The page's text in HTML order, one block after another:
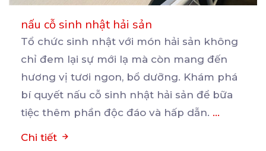
nấu cỗ sinh nhật hải sản
Tổ chức sinh nhật với món hải sản không
chỉ đem lại sự mới lạ mà còn mang đến
hương vị tươi ngon, bổ dưỡng. Khám phá
bí quyết nấu cỗ sinh nhật hải sản để bữa
tiệc thêm phần độc đáo và hấp dẫn. ...
Chi tiết